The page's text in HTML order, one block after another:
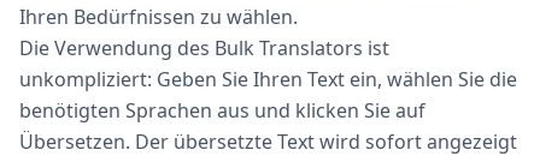
Ihren Bedürfnissen zu wählen.
Die Verwendung des Bulk Translators ist
unkompliziert: Geben Sie Ihren Text ein, wählen Sie die
benötigten Sprachen aus und klicken Sie auf
Übersetzen. Der übersetzte Text wird sofort angezeigt